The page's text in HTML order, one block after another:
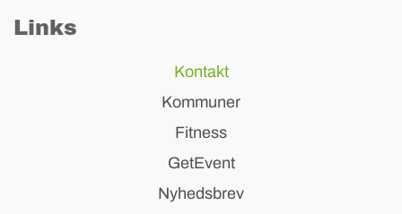
Links
Kontakt
Kommuner
Fitness
GetEvent
Nyhedsbrev